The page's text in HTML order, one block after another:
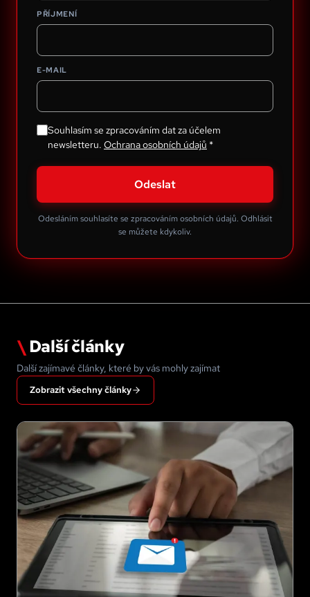
PŘÍJMENÍ
E-MAIL
Souhlasím se zpracováním dat za účelem
newsletteru. Ochrana osobních údajů *
Odeslat
Odesláním souhlasíte se zpracováním osobních údajů. Odhlásit
se můžete kdykoliv.
\ Další články
Další zajímavé články, které by vás mohly zajímat
Zobrazit všechny články